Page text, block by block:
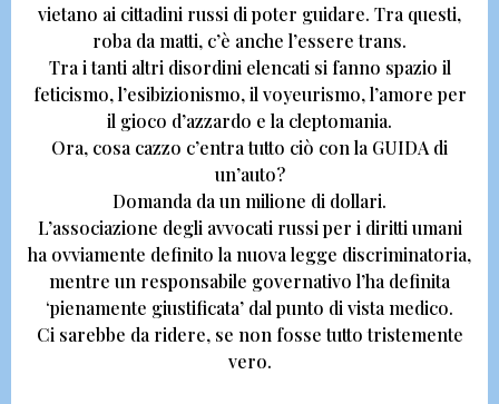
vietano ai cittadini russi di poter guidare. Tra questi,
roba da matti, c’è anche l’essere trans.
Tra i tanti altri disordini elencati si fanno spazio il
feticismo, l’esibizionismo, il voyeurismo, l’amore per
il gioco d’azzardo e la cleptomania.
Ora, cosa cazzo c’entra tutto ciò con la GUIDA di
un’auto?
Domanda da un milione di dollari.
L’associazione degli avvocati russi per i diritti umani
ha ovviamente definito la nuova legge discriminatoria,
mentre un responsabile governativo l’ha definita
‘pienamente giustificata’ dal punto di vista medico.
Ci sarebbe da ridere, se non fosse tutto tristemente
vero.